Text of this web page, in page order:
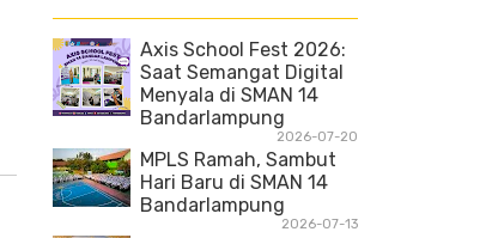
Axis School Fest 2026:
Saat Semangat Digital
Menyala di SMAN 14
Bandarlampung
2026-07-20
MPLS Ramah, Sambut
Hari Baru di SMAN 14
Bandarlampung
2026-07-13